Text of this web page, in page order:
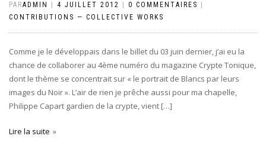
PARADMIN 4 JUILLET 2012 0 COMMENTAIRES
CONTRIBUTIONS — COLLECTIVE WORKS
Comme je le développais dans le billet du 03 juin dernier, j’ai eu la
chance de collaborer au 4ème numéro du magazine Crypte Tonique,
dont le thème se concentrait sur « le portrait de Blancs par leurs
images du Noir ». L’air de rien je prêche aussi pour ma chapelle,
Philippe Capart gardien de la crypte, vient […]
Lire la suite